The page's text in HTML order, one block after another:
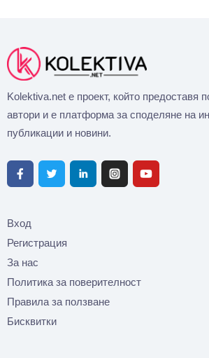
Kolektiva.net е проект, който предоставя
автори и е платформа за споделяне на
публикации и новини.
Вход
Регистрация
За нас
Политика за поверителност
Правила за ползване
Бисквитки